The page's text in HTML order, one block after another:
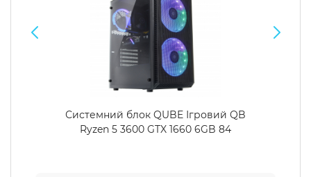
Системний блок QUBE Ігровий QB
Ryzen 5 3600 GTX 1660 6GB 84